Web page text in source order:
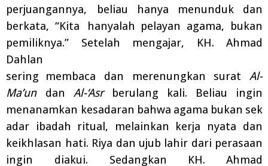
perjuangannya,
beliau hanya menunduk dan
berkata, “Kita
hanyalah pelayan agama, bukan
pemiliknya.” Setelah mengajar, KH. Ahmad
Dahlan
sering
membaca dan merenungkan surat
Al-
Ma’un
dan Al-‘Asr berulang kali. Beliau
ingin
menanamkan kesadaran bahwa agama bukan sek
adar
ibadah ritual, melainkan kerja
nyata dan
keikhlasan hati. Riya dan ujub lahir dari perasaan
ingin diakui. Sedangkan KH.
Ahmad